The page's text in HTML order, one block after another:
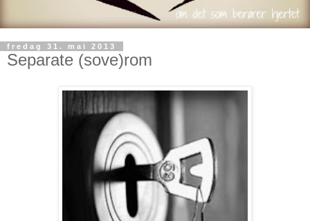
fredag 31. mai 2013
Separate (sove)rom